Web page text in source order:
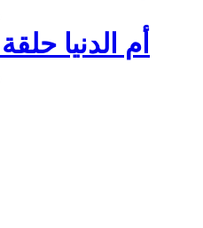
أم الدنيا حلقة 9 يونيو 2016